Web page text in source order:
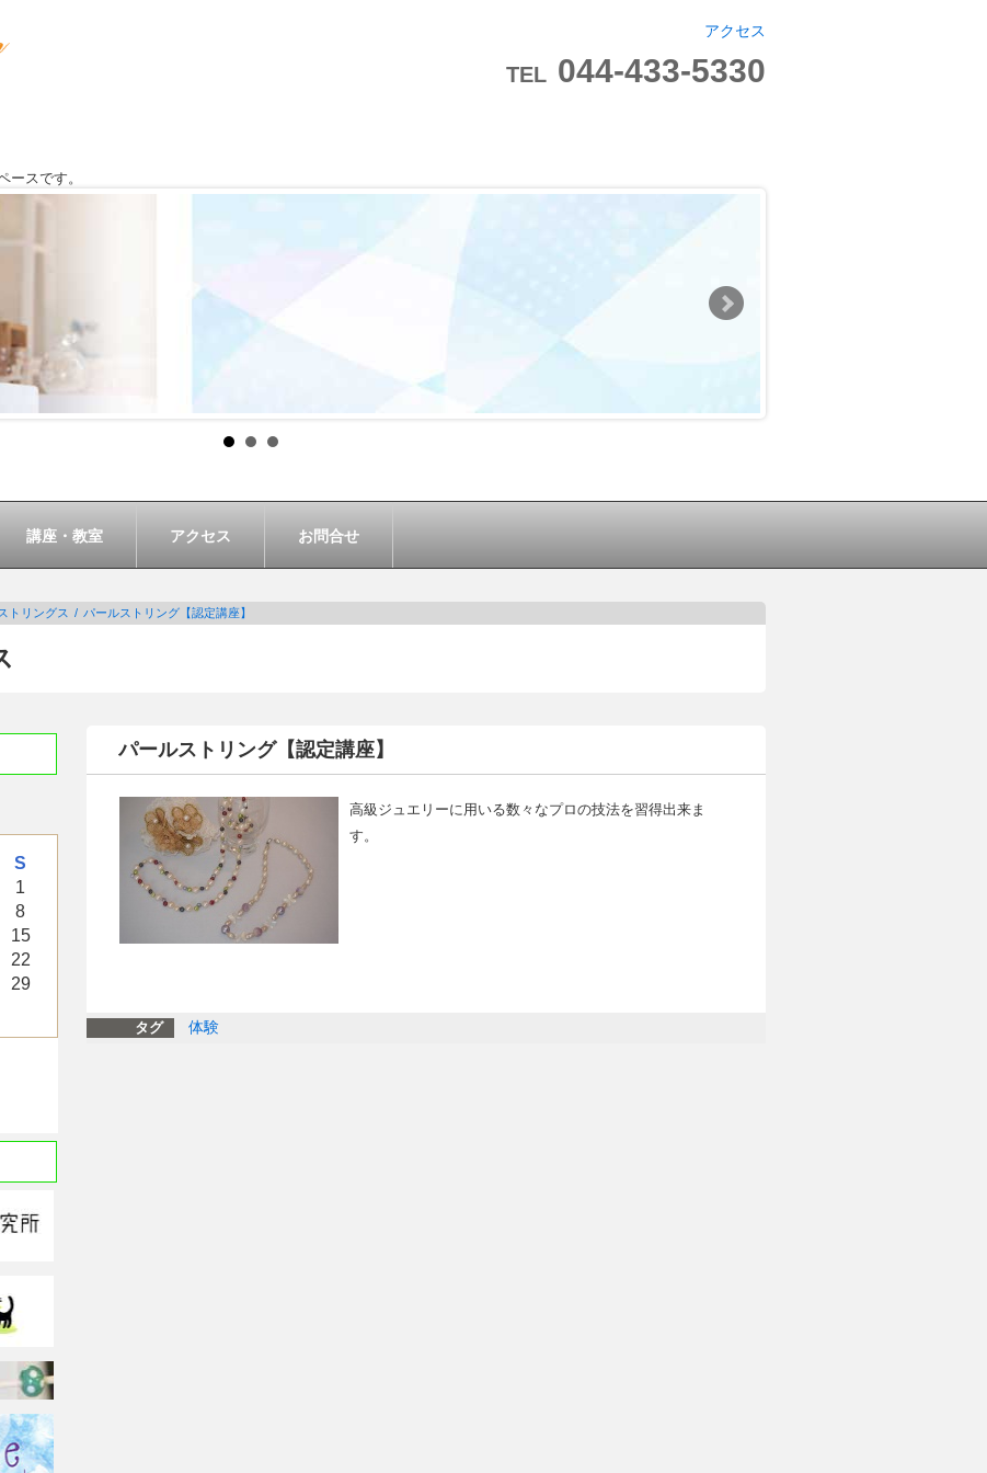
ースです。
アクセス
TEL 044-433-5330
講座・教室 アクセス お問合せ
トリングス パールストリング【認定講座】
パールストリング【認定講座】
高級ジュエリーに用いる数々なプロの技法を習得出来ま
す。
タグ 体験
S
1
8
15
22
29